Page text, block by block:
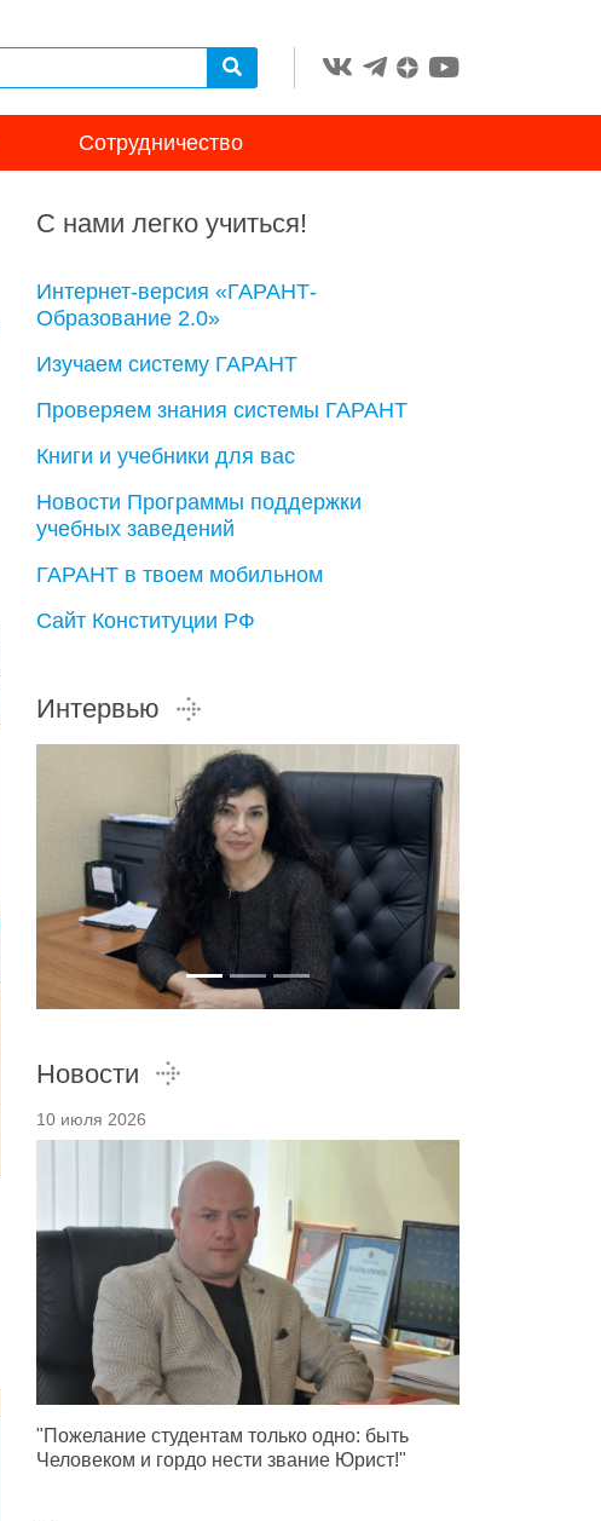
Сотрудничество
С нами легко учиться!
Интернет-версия «ГАРАНТ-
Образование 2.0»
Изучаем систему ГАРАНТ
Проверяем знания системы ГАРАНТ
Книги и учебники для вас
Новости Программы поддержки
учебных заведений
ГАРАНТ в твоем мобильном
Сайт Конституции РФ
Интервью
Новости
10 июля 2026
"Пожелание студентам только одно: быть
Человеком и гордо нести звание Юрист!"